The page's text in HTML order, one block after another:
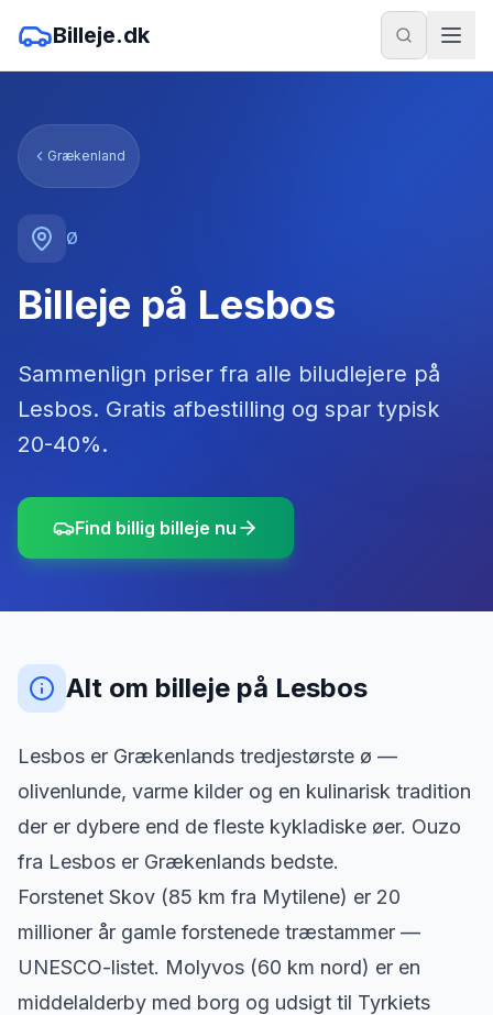
Billeje.dk
Grækenland
Ø
Billeje på Lesbos
Sammenlign priser fra alle biludlejere på
Lesbos. Gratis afbestilling og spar typisk
20-40%.
Find billig billeje nu
Alt om billeje på Lesbos
Lesbos er Grækenlands tredjestørste ø —
olivenlunde, varme kilder og en kulinarisk tradition
der er dybere end de fleste kykladiske øer. Ouzo
fra Lesbos er Grækenlands bedste.
Forstenet Skov (85 km fra Mytilene) er 20
millioner år gamle forstenede træstammer —
UNESCO-listet. Molyvos (60 km nord) er en
middelalderby med borg og udsigt til Tyrkiets